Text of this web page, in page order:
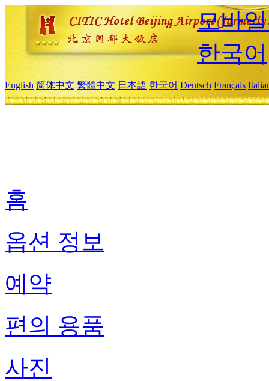
모바
한국어
English 简体中文 繁體中文 日本語 한국어 Deutsch Français
홈
옵션 정보
예약
편의 용품
사진